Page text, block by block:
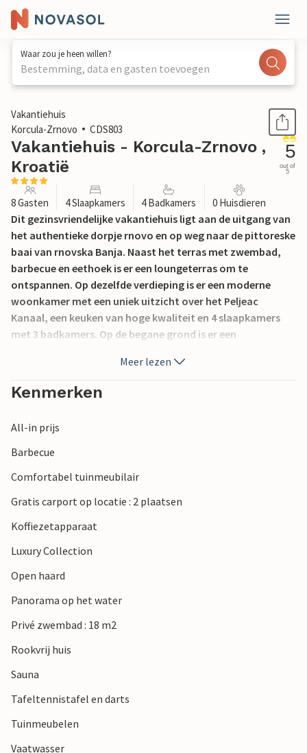
Waar zou je heen willen?
Bestemming, data en gasten toevoegen
1 / 67
Vakantiehuis
Korcula-Zrnovo
CDS803
Vakantiehuis - Korcula-Zrnovo ,
Kroatië
5
out of
5
8 Gasten 4 Slaapkamers 4 Badkamers 0 Huisdieren
Dit gezinsvriendelijke vakantiehuis ligt aan de uitgang van
het authentieke dorpje rnovo en op weg naar de pittoreske
baai van rnovska Banja. Naast het terras met zwembad,
barbecue en eethoek is er een loungeterras om te
ontspannen. Op dezelfde verdieping is er een moderne
woonkamer met een uniek uitzicht over het Peljeac
Kanaal, een keuken van hoge kwaliteit en 4 slaapkamers
met 3 badkamers. Op de begane grond is er een
hier genieten van veel privacy en toch maar 5 minuten met
de auto naar de dichtstbijzijnde stranden, de magische
stad Korula en een aantal toeristische attracties.
Meer lezen
Kenmerken
All-in prijs
Barbecue
Comfortabel tuinmeubilair
Gratis carport op locatie : 2 plaatsen
Koffiezetapparaat
Luxury Collection
Open haard
Panorama op het water
Privé zwembad : 18 m2
Rookvrij huis
Sauna
Tafeltennistafel en darts
Tuinmeubelen
Vaatwasser